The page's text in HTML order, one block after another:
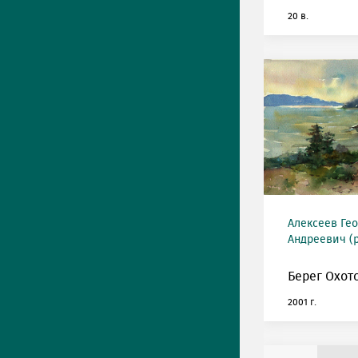
20 в.
Алексеев
Андреевич
Берег
2001 г.